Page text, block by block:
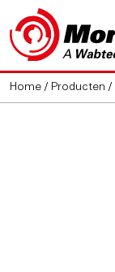
Home / Producten /